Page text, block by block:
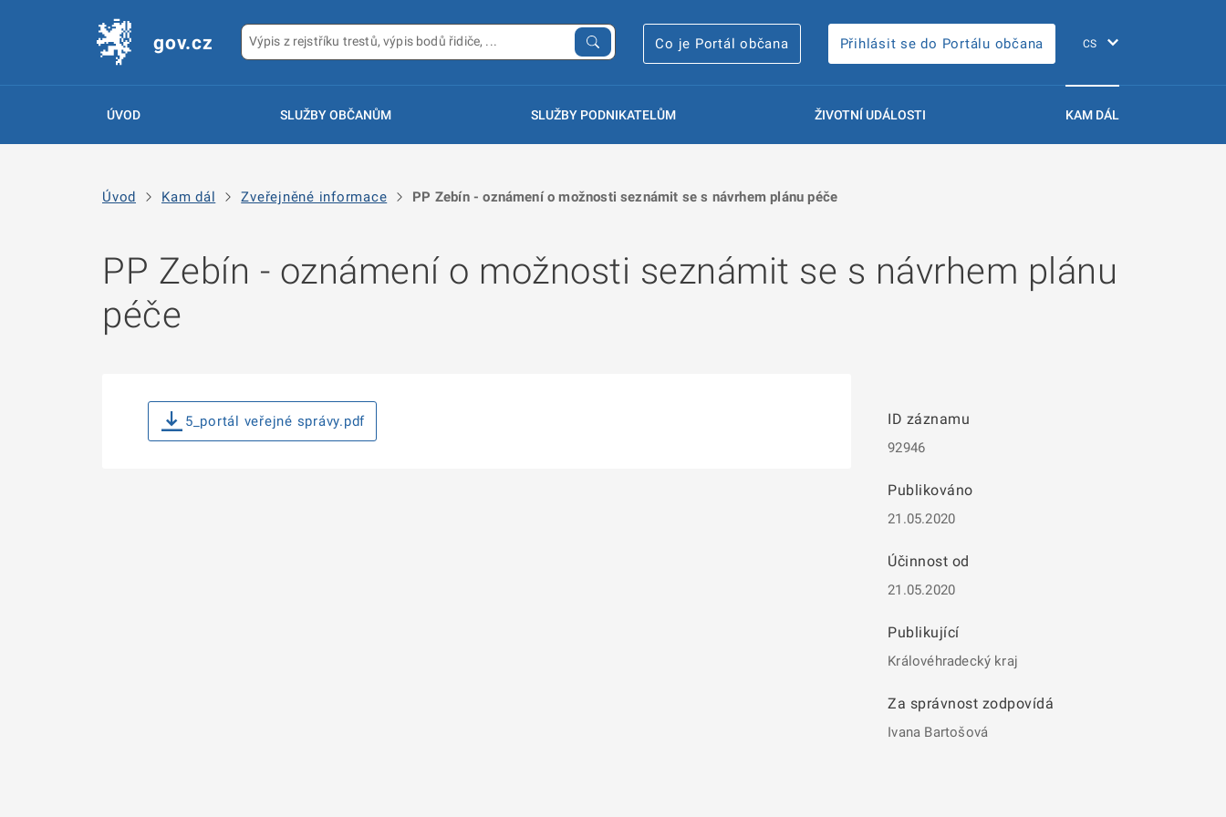
gov.cz Co je Portál občana Přihlásit se do Portálu občana
ÚVOD SLUŽBY OBČANŮM SLUŽBY PODNIKATELŮM ŽIVOTNÍ UDÁLOSTI KAM DÁL
Úvod Kam dál Zveřejněné informace PP Zebín - oznámení o možnosti seznámit se s návrhem plánu péče
PP Zebín - oznámení o možnosti seznámit se s návrhem plánu
péče
ID záznamu
92946
Publikováno
21.05.2020
Účinnost od
21.05.2020
Publikující
Královéhradecký kraj
Za správnost zodpovídá
Ivana Bartošová
5_portál veřejné správy.pdf